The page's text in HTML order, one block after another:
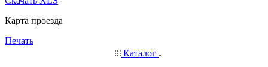
Карта проезда
Печать
Каталог